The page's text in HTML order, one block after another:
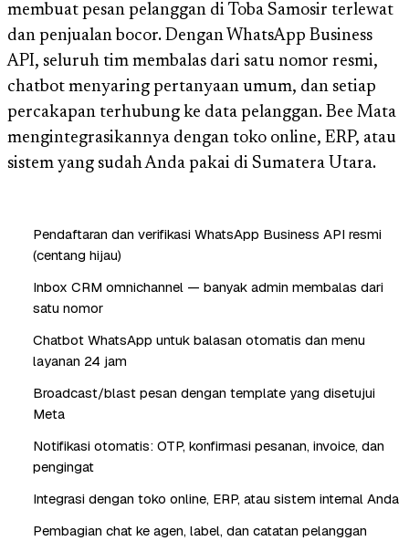
membuat pesan pelanggan di Toba Samosir terlewat
dan penjualan bocor. Dengan WhatsApp Business
API, seluruh tim membalas dari satu nomor resmi,
chatbot menyaring pertanyaan umum, dan setiap
percakapan terhubung ke data pelanggan. Bee Mata
mengintegrasikannya dengan toko online, ERP, atau
sistem yang sudah Anda pakai di Sumatera Utara.
Pendaftaran dan verifikasi WhatsApp Business API resmi
(centang hijau)
Inbox CRM omnichannel — banyak admin membalas dari
satu nomor
Chatbot WhatsApp untuk balasan otomatis dan menu
layanan 24 jam
Broadcast/blast pesan dengan template yang disetujui
Meta
Notifikasi otomatis: OTP, konfirmasi pesanan, invoice, dan
pengingat
Integrasi dengan toko online, ERP, atau sistem internal Anda
Pembagian chat ke agen, label, dan catatan pelanggan